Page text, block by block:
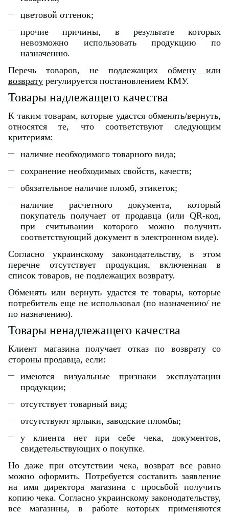
цветовой оттенок;
прочие причины, в результате которых
невозможно использовать продукцию по
назначению.
Перечь товаров, не подлежащих обмену или
возврату регулируется постановлением КМУ.
Товары надлежащего качества
К таким товарам, которые удастся обменять/вернуть,
относятся те, что соответствуют следующим
критериям:
наличие необходимого товарного вида;
сохранение необходимых свойств, качеств;
обязательное наличие пломб, этикеток;
наличие расчетного документа, который
покупатель получает от продавца (или QR-код,
при считывании которого можно получить
соответствующий документ в электронном виде).
Согласно украинскому законодательству, в этом
перечне отсутствует продукция, включенная в
список товаров, не подлежащих возврату.
Обменять или вернуть удастся те товары, которые
потребитель еще не использовал (по назначению/ не
по назначению).
Товары ненадлежащего качества
Клиент магазина получает отказ по возврату со
стороны продавца, если:
имеются визуальные признаки эксплуатации
продукции;
отсутствует товарный вид;
отсутствуют ярлыки, заводские пломбы;
у клиента нет при себе чека, документов,
свидетельствующих о покупке.
Но даже при отсутствии чека, возврат все равно
можно оформить. Потребуется составить заявление
на имя директора магазина с просьбой получить
копию чека. Согласно украинскому законодательству,
все магазины, в работе которых применяются